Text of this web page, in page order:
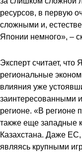
ресурсов, в первую
сложными и,
Японии немного», –
Эксперт считает, что
региональные
влияния уже
заинтересованными
регионе. «В регионе
также еще западные
Казахстана. Даже
являясь крупными